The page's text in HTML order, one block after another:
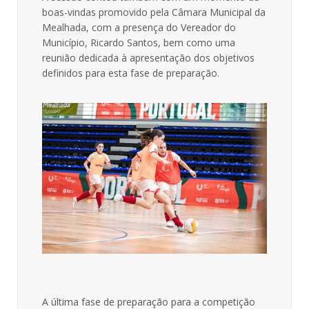
boas-vindas promovido pela Câmara Municipal da
Mealhada, com a presença do Vereador do
Município, Ricardo Santos, bem como uma
reunião dedicada à apresentação dos objetivos
definidos para esta fase de preparação.
A última fase de preparação para a competição